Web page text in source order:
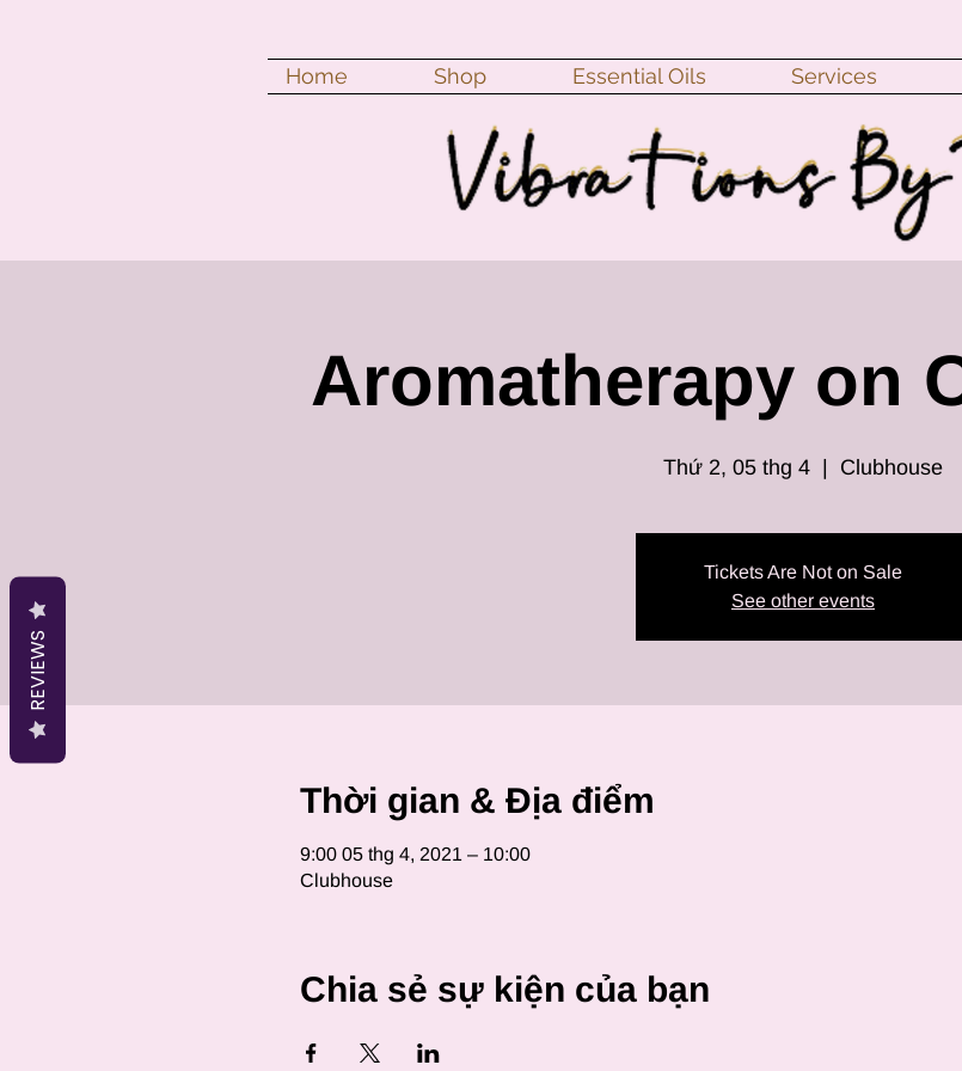
Home Shop Essential Oils Services
Aromatherapy on
Thứ 2, 05 thg 4 Clubhouse
Tickets Are Not on Sale
See other events
Thời gian & Địa điểm
9:00 05 thg 4, 2021 – 10:00
Clubhouse
Chia sẻ sự kiện của bạn
REVIEWS